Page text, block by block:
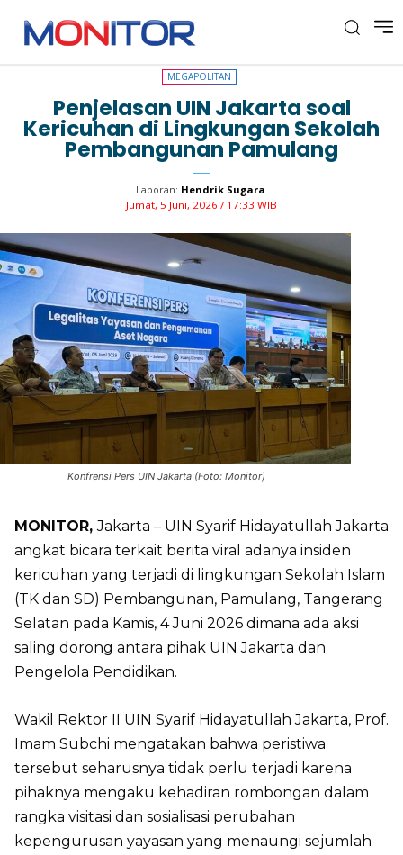
MEGAPOLITAN
MEGAPOLITAN
Penjelasan UIN Jakarta soal
Kericuhan di Lingkungan Sekolah
Pembangunan Pamulang
Laporan: Hendrik Sugara
Jumat, 5 Juni, 2026 / 17:33 WIB
Konfrensi Pers UIN Jakarta (Foto: Monitor)
MONITOR,Jakarta – UIN Syarif Hidayatullah Jakarta
angkat bicara terkait berita viral adanya insiden
kericuhan yang terjadi di lingkungan Sekolah Islam
(TK dan SD) Pembangunan, Pamulang, Tangerang
Selatan pada Kamis, 4 Juni 2026 dimana ada aksi
saling dorong antara pihak UIN Jakarta dan
Pengelola Pendidikan.
Wakil Rektor II UIN Syarif Hidayatullah Jakarta, Prof.
Imam Subchi mengatakan bahwa peristiwa
tersebut seharusnya tidak perlu terjadi karena
pihaknya mengaku kehadiran rombongan dalam
rangka visitasi dan sosialisasi perubahan
kepengurusan yayasan yang menaungi sejumlah